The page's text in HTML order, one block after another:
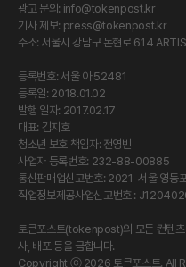
광고 문의: info@tokenpost.kr
기사 제보: press@tokenpost.kr
주소: 서울시 강남구 논현로 614
등록번호: 서울 아 52481
등록일: 2018.01.02
발행 일자: 2017.02.17
대표: 김지호
청소년 보호 책임자: 전영빈
사업자 등록번호: 232-88-00885
통신판매업신고번호: 2021-서울 영등
직업정보제공사업신고번호 :
토큰포스트(tokenpost)의 모든 컨텐츠
사, 배포 등을 금합니다.
Copyright ⓒ 2026 토큰포스트. All